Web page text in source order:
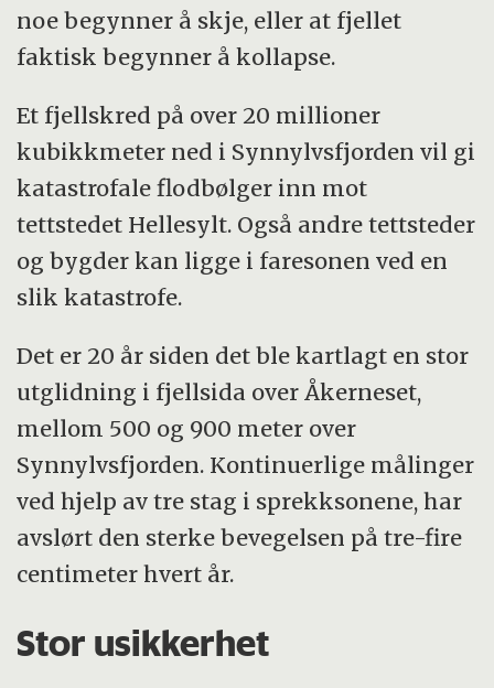
noe begynner å skje, eller at fjellet
faktisk begynner å kollapse.
Et fjellskred på over 20 millioner
kubikkmeter ned i Synnylvsfjorden vil gi
katastrofale flodbølger inn mot
tettstedet Hellesylt. Også andre tettsteder
og bygder kan ligge i faresonen ved en
slik katastrofe.
Det er 20 år siden det ble kartlagt en stor
utglidning i fjellsida over Åkerneset,
mellom 500 og 900 meter over
Synnylvsfjorden. Kontinuerlige målinger
ved hjelp av tre stag i sprekksonene, har
avslørt den sterke bevegelsen på tre-fire
centimeter hvert år.
Stor usikkerhet